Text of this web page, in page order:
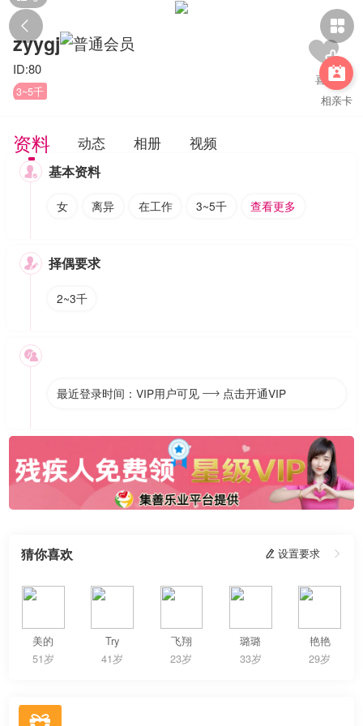
 

相亲卡
zyygj
ID:80
3~5千
资料 动态 相册 视频
 基本资料
女 离异 在工作 3~5千 查看更多
 择偶要求
2~3千

最近登录时间：VIP用户可见  点击开通VIP
猜你喜欢  设置要求 
美的
51岁
Try
41岁
飞翔
23岁
璐璐
33岁
艳艳
29岁